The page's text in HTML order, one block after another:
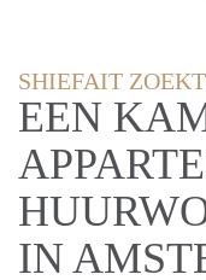
SHIEFAIT
EEN
IN